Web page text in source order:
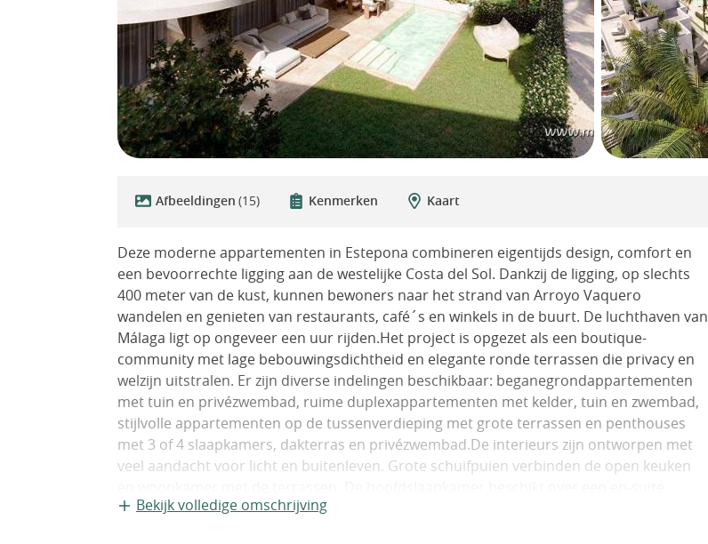
Afbeeldingen (15) Kenmerken Kaart
Deze moderne appartementen in Estepona combineren eigentijds design, comfort en
een bevoorrechte ligging aan de westelijke Costa del Sol. Dankzij de ligging, op slechts
400 meter van de kust, kunnen bewoners naar het strand van Arroyo Vaquero
wandelen en genieten van restaurants, café´s en winkels in de buurt. De luchthaven van
Málaga ligt op ongeveer een uur rijden.Het project is opgezet als een boutique-
community met lage bebouwingsdichtheid en elegante ronde terrassen die privacy en
welzijn uitstralen. Er zijn diverse indelingen beschikbaar: beganegrondappartementen
met tuin en privézwembad, ruime duplexappartementen met kelder, tuin en zwembad,
stijlvolle appartementen op de tussenverdieping met grote terrassen en penthouses
met 3 of 4 slaapkamers, dakterras en privézwembad.De interieurs zijn ontworpen met
veel aandacht voor licht en buitenleven. Grote schuifpuien verbinden de open keuken
badkamer en dressing. Afwerking omvat vloerverwarming in de badkamers, airco met
Bekijk volledige omschrijving